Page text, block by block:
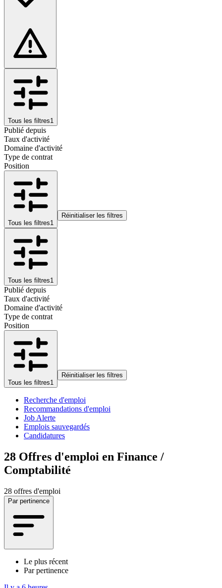
Tous les filtres1
Publié depuis
Taux d'activité
Domaine d'activité
Type de contrat
Position
Tous les filtres1
Réinitialiser les filtres
Tous les filtres1
Publié depuis
Taux d'activité
Domaine d'activité
Type de contrat
Position
Tous les filtres1
Réinitialiser les filtres
Recherche d'emploi
Recommandations d'emploi
Job Alerte
Emplois sauvegardés
Candidatures
28 Offres d'emploi en Finance /
Comptabilité
28 offres d'emploi
Par pertinence
Le plus récent
Par pertinence